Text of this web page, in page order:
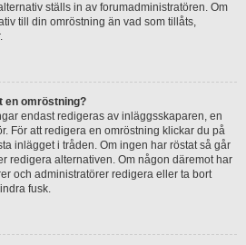
ställs in av forumadministratören. Om
till din omröstning än vad som tillåts,
en omröstning?
endast redigeras av inläggsskaparen, en
För att redigera en omröstning klickar du på
inlägget i tråden. Om ingen har röstat så går
redigera alternativen. Om någon däremot har
och administratörer redigera eller ta bort
fusk.